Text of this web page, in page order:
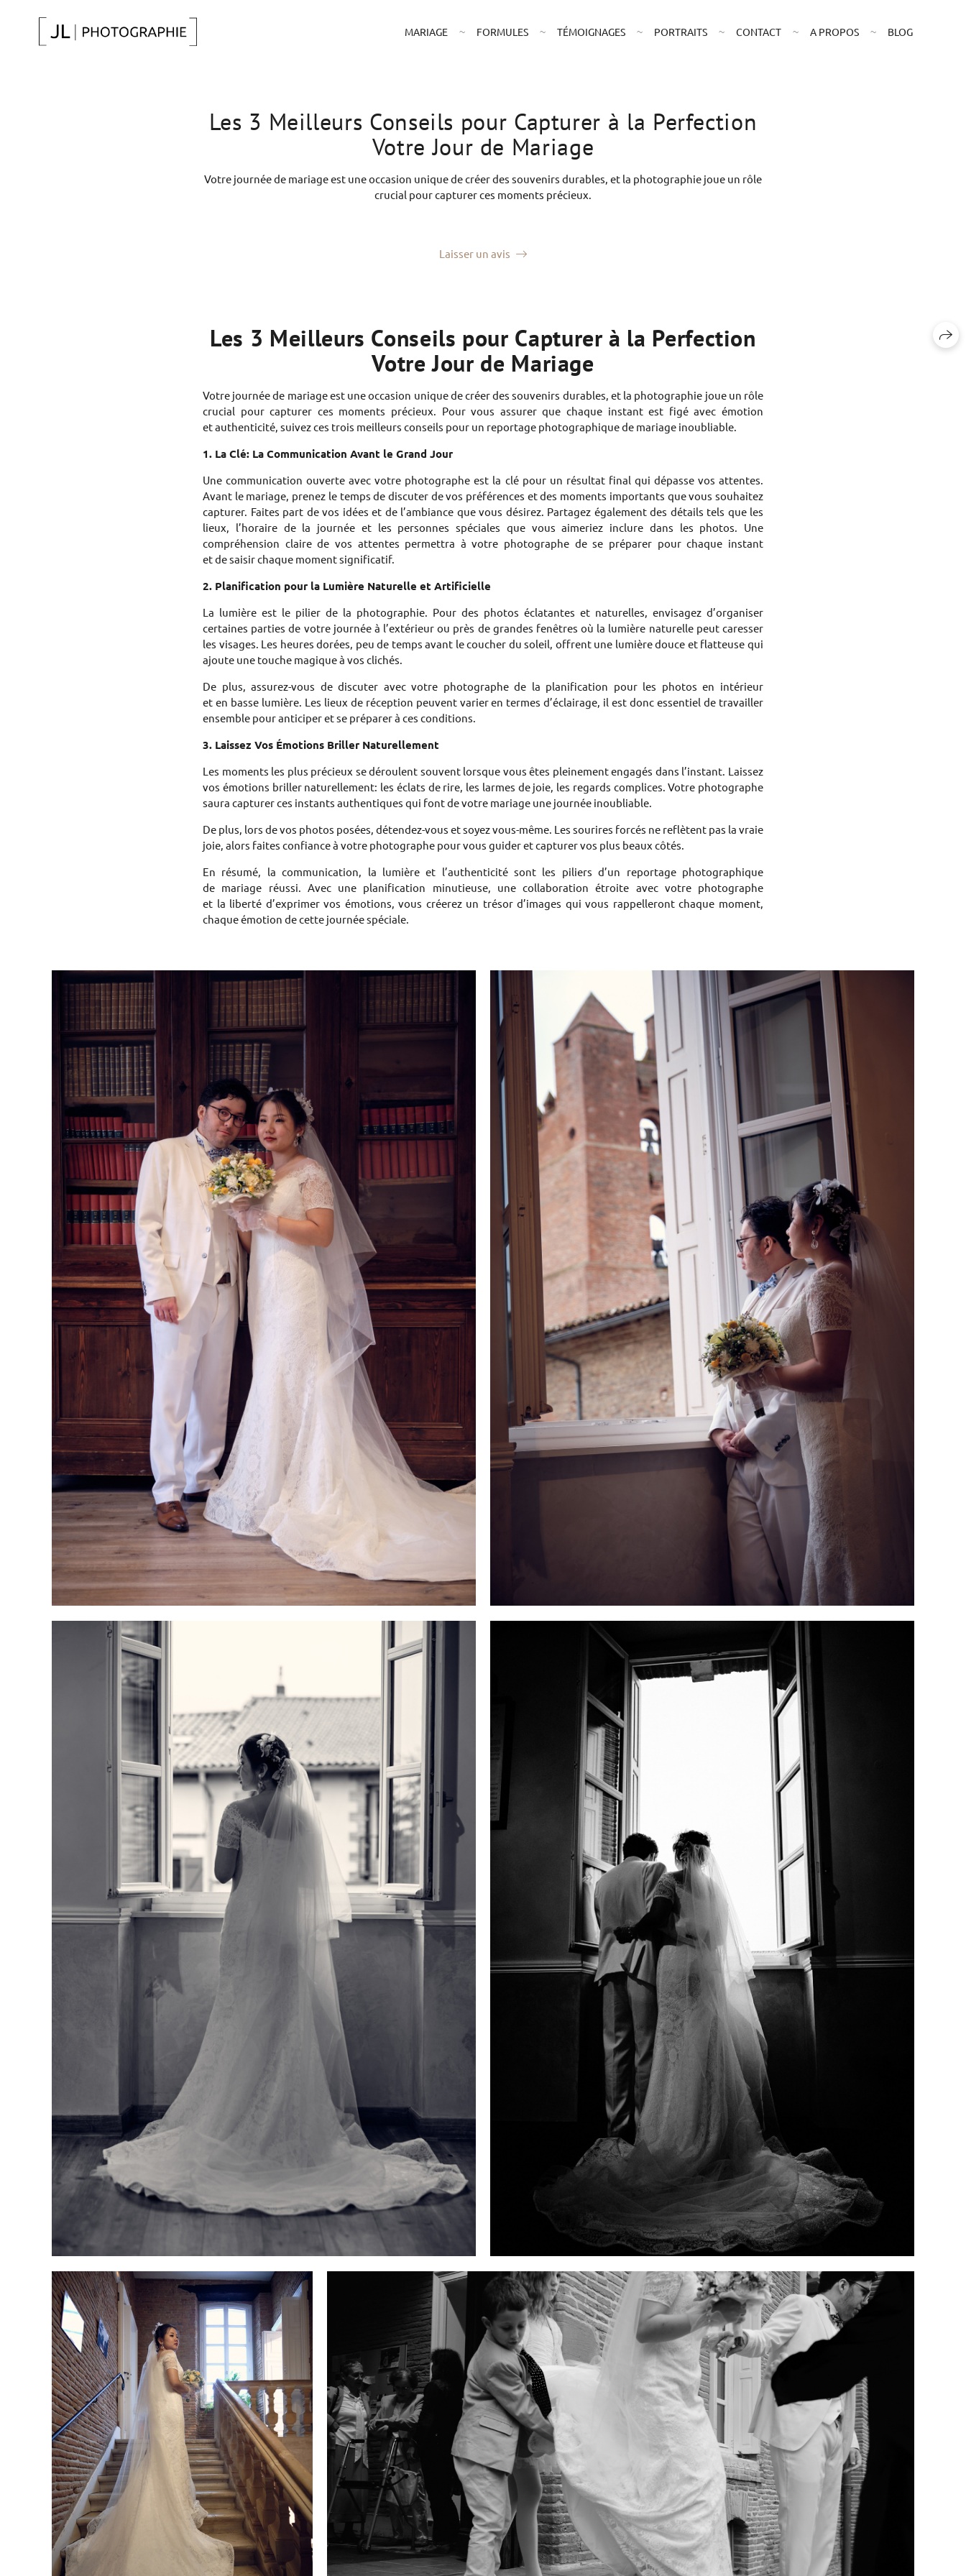
MARIAGE FORMULES TÉMOIGNAGES PORTRAITS CONTACT A PROPOS BLOG
Les 3 Meilleurs Conseils pour Capturer à la Perfection
Votre Jour de Mariage
Votre journée de mariage est une occasion unique de créer des souvenirs durables, et la photographie joue un rôle
crucial pour capturer ces moments précieux.
Laisser un avis
Les 3 Meilleurs Conseils pour Capturer à la Perfection
Votre Jour de Mariage
Votre journée de mariage est une occasion unique de créer des souvenirs durables, et la photographie joue un rôle
crucial pour capturer ces moments précieux. Pour vous assurer que chaque instant est figé avec émotion
et authenticité, suivez ces trois meilleurs conseils pour un reportage photographique de mariage inoubliable.
1. La Clé: La Communication Avant le Grand Jour
Une communication ouverte avec votre photographe est la clé pour un résultat final qui dépasse vos attentes.
Avant le mariage, prenez le temps de discuter de vos préférences et des moments importants que vous souhaitez
capturer. Faites part de vos idées et de l’ambiance que vous désirez. Partagez également des détails tels que les
lieux, l’horaire de la journée et les personnes spéciales que vous aimeriez inclure dans les photos. Une
compréhension claire de vos attentes permettra à votre photographe de se préparer pour chaque instant
et de saisir chaque moment significatif.
2. Planification pour la Lumière Naturelle et Artificielle
La lumière est le pilier de la photographie. Pour des photos éclatantes et naturelles, envisagez d’organiser
certaines parties de votre journée à l’extérieur ou près de grandes fenêtres où la lumière naturelle peut caresser
les visages. Les heures dorées, peu de temps avant le coucher du soleil, offrent une lumière douce et flatteuse qui
ajoute une touche magique à vos clichés.
De plus, assurez-vous de discuter avec votre photographe de la planification pour les photos en intérieur
et en basse lumière. Les lieux de réception peuvent varier en termes d’éclairage, il est donc essentiel de travailler
ensemble pour anticiper et se préparer à ces conditions.
3. Laissez Vos Émotions Briller Naturellement
Les moments les plus précieux se déroulent souvent lorsque vous êtes pleinement engagés dans l’instant. Laissez
vos émotions briller naturellement: les éclats de rire, les larmes de joie, les regards complices. Votre photographe
saura capturer ces instants authentiques qui font de votre mariage une journée inoubliable.
De plus, lors de vos photos posées, détendez-vous et soyez vous-même. Les sourires forcés ne reflètent pas la vraie
joie, alors faites confiance à votre photographe pour vous guider et capturer vos plus beaux côtés.
En résumé, la communication, la lumière et l’authenticité sont les piliers d’un reportage photographique
de mariage réussi. Avec une planification minutieuse, une collaboration étroite avec votre photographe
et la liberté d’exprimer vos émotions, vous créerez un trésor d’images qui vous rappelleront chaque moment,
chaque émotion de cette journée spéciale.